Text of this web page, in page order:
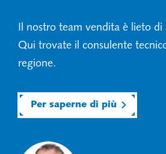
Il nostro team vendita è lieto di
Qui trovate il consulente
regione.
Per saperne di più